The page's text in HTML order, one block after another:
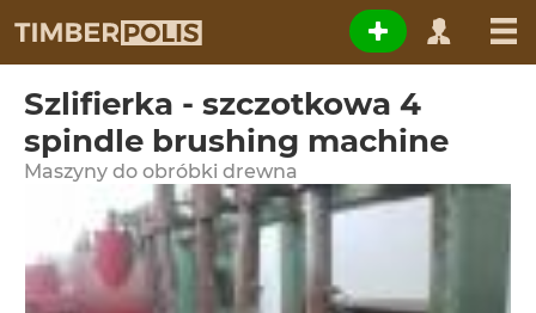
Szlifierka - szczotkowa 4
spindle brushing machine
Maszyny do obróbki drewna